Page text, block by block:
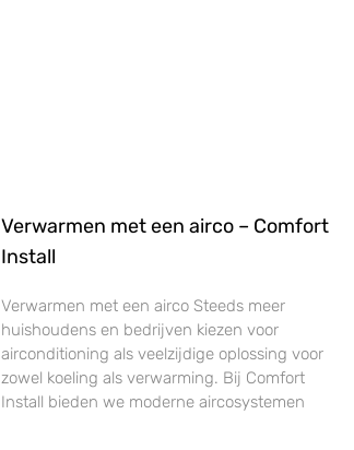
Verwarmen met een airco – Comfort
Install
Verwarmen met een airco Steeds meer
huishoudens en bedrijven kiezen voor
airconditioning als veelzijdige oplossing voor
zowel koeling als verwarming. Bij Comfort
Install bieden we moderne aircosystemen